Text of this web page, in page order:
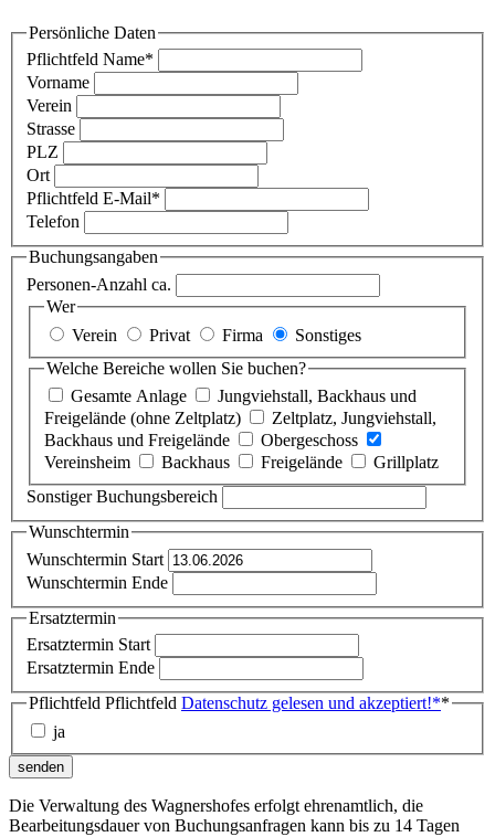
Persönliche Daten
Pflichtfeld Name*
Vorname
Verein
Strasse
PLZ
Ort
Pflichtfeld E-Mail*
Telefon
Buchungsangaben
Personen-Anzahl ca.
Wer
Verein
Privat Firma
Sonstiges
Welche Bereiche wollen Sie buchen?
Gesamte Anlage
Jungviehstall, Backhaus und
Freigelände (ohne Zeltplatz)
Zeltplatz, Jungviehstall,
Backhaus und Freigelände
Obergeschoss
Vereinsheim
Backhaus Freigelände
Grillplatz
Sonstiger Buchungsbereich
Wunschtermin
Wunschtermin Start
Wunschtermin Ende
Ersatztermin
Ersatztermin Start
Ersatztermin Ende
Pflichtfeld Pflichtfeld Datenschutz gelesen und akzeptiert!**
ja
senden
Die Verwaltung des Wagnershofes erfolgt ehrenamtlich, die
Bearbeitungsdauer von Buchungsanfragen kann bis zu 14 Tagen